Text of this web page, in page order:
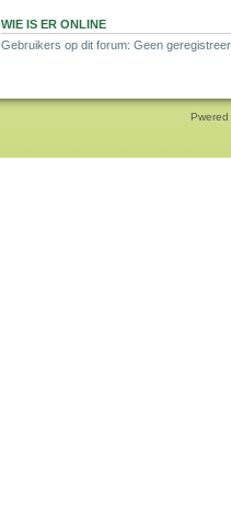
WIE IS ER ONLINE
Gebruikers op dit forum: Geen